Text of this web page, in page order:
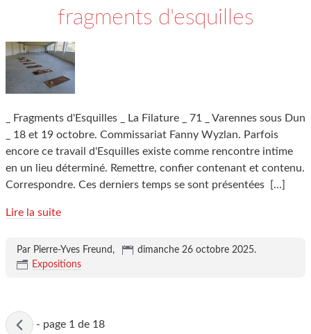
fragments d'esquilles
_ Fragments d'Esquilles _ La Filature _ 71 _ Varennes sous Dun
_ 18 et 19 octobre. Commissariat Fanny Wyzlan. Parfois
encore ce travail d'Esquilles existe comme rencontre intime
en un lieu déterminé. Remettre, confier contenant et contenu.
Correspondre. Ces derniers temps se sont présentées
[…]
Lire la suite
Par Pierre-Yves Freund, dimanche 26 octobre 2025.
Expositions
- page 1 de 18